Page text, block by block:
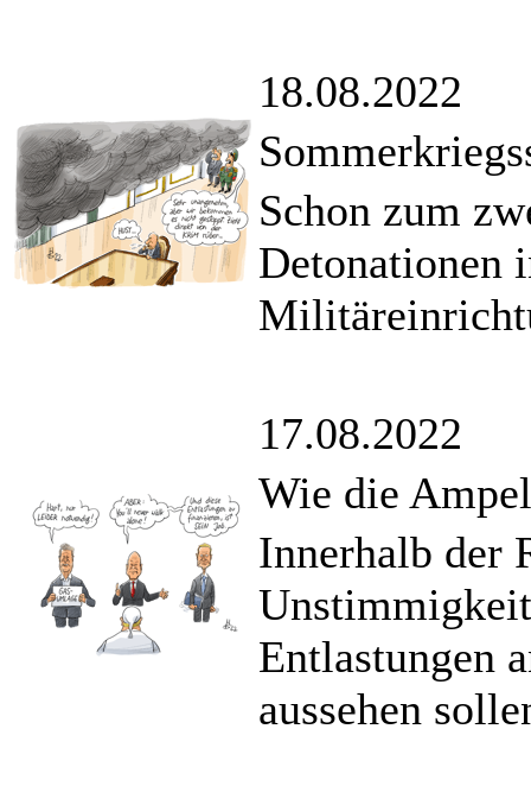
18.08.2022
Schon zum
Detonationen
17.08.2022
Wie die
Innerhalb der
Entlastungen
aussehen